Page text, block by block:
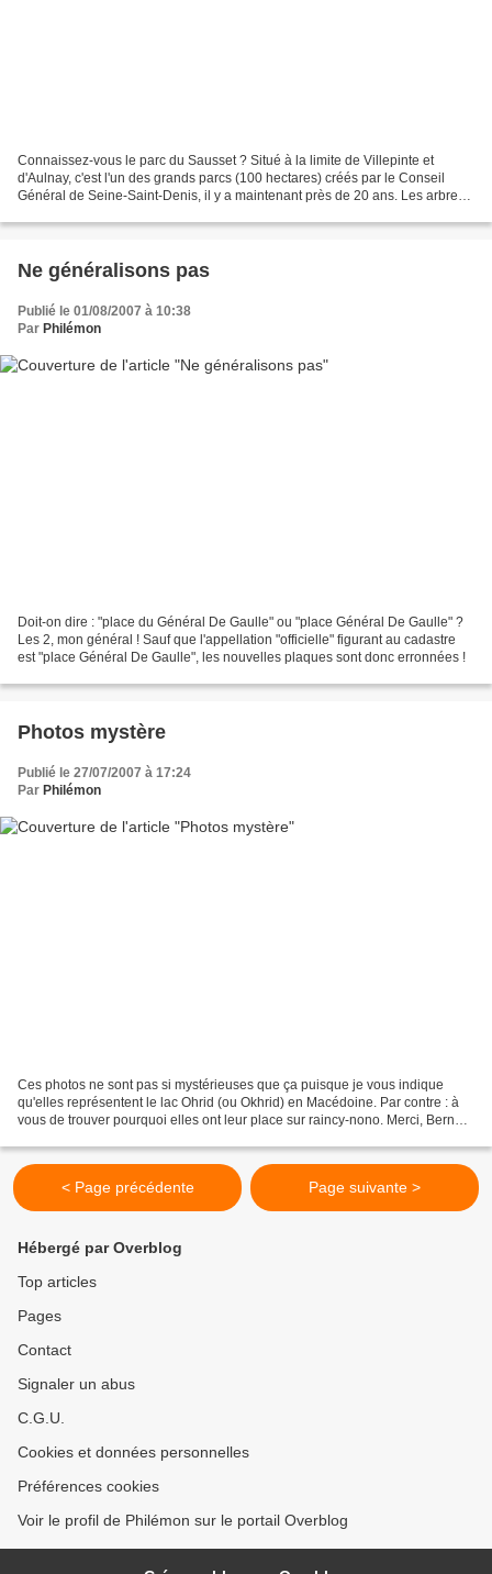
Connaissez-vous le parc du Sausset ? Situé à la limite de Villepinte et
d'Aulnay, c'est l'un des grands parcs (100 hectares) créés par le Conseil
Général de Seine-Saint-Denis, il y a maintenant près de 20 ans. Les arbres
Ne généralisons pas
Publié le 01/08/2007 à 10:38
Par Philémon
Doit-on dire : "place du Général De Gaulle" ou "place Général De Gaulle" ?
Les 2, mon général ! Sauf que l'appellation "officielle" figurant au cadastre
est "place Général De Gaulle", les nouvelles plaques sont donc erronnées !
Photos mystère
Publié le 27/07/2007 à 17:24
Par Philémon
Ces photos ne sont pas si mystérieuses que ça puisque je vous indique
qu'elles représentent le lac Ohrid (ou Okhrid) en Macédoine. Par contre : à
vous de trouver pourquoi elles ont leur place sur raincy-nono. Merci, Bernard
< Page précédente Page suivante >
Hébergé par Overblog
Top articles
Pages
Contact
Signaler un abus
C.G.U.
Cookies et données personnelles
Préférences cookies
Voir le profil de Philémon sur le portail Overblog